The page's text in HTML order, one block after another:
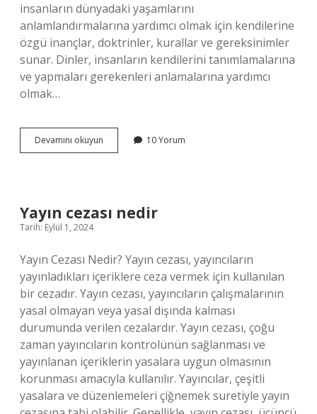
insanların dünyadaki yaşamlarını
anlamlandırmalarına yardımcı olmak için kendilerine
özgü inançlar, doktrinler, kurallar ve gereksinimler
sunar. Dinler, insanların kendilerini tanımlamalarına
ve yapmaları gerekenleri anlamalarına yardımcı
olmak…
Devamını okuyun
amacı
10 Yorum
Yayın cezası nedir
Tarih: Eylül 1, 2024
Yayın Cezası Nedir? Yayın cezası, yayıncıların
yayınladıkları içeriklere ceza vermek için kullanılan
bir cezadır. Yayın cezası, yayıncıların çalışmalarının
yasal olmayan veya yasal dışında kalması
durumunda verilen cezalardır. Yayın cezası, çoğu
zaman yayıncıların kontrolünün sağlanması ve
yayınlanan içeriklerin yasalara uygun olmasının
korunması amacıyla kullanılır. Yayıncılar, çeşitli
yasalara ve düzenlemeleri çiğnemek suretiyle yayın